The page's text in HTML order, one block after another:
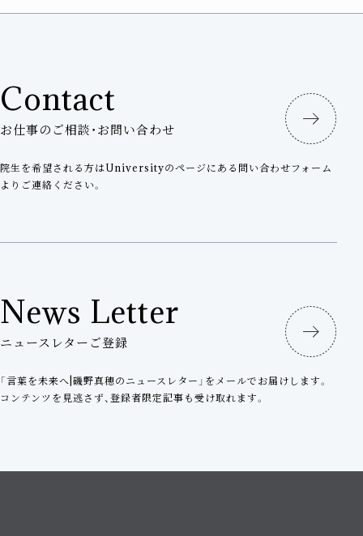
Contact
お仕事のご相談・お問い合わせ
院生を希望される方はUniversityのページにある問い合わせフォーム
よりご連絡ください。
News Letter
ニュースレターご登録
「言葉を未来へ|磯野真穂のニュースレター」をメールでお届けします。
コンテンツを見逃さず、登録者限定記事も受け取れます。